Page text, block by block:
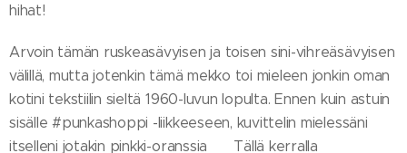
hihat!
Arvoin tämän ruskeasävyisen ja toisen sini-vihreäsävyisen
välillä, mutta jotenkin tämä mekko toi mieleen jonkin oman
kotini tekstiilin sieltä 1960-luvun lopulta. Ennen kuin astuin
sisälle #punkashoppi -liikkeeseen, kuvittelin mielessäni
itselleni jotakin pinkki-oranssia 🤩 Tällä kerralla